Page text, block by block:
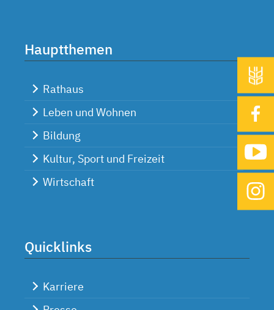
Hauptthemen
Rathaus
Leben und Wohnen
Bildung
Kultur, Sport und Freizeit
Wirtschaft
Quicklinks
Karriere